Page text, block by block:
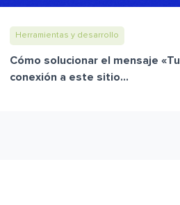
Herramientas y desarrollo
Cómo solucionar el mensaje «Tu
conexión a este sitio...